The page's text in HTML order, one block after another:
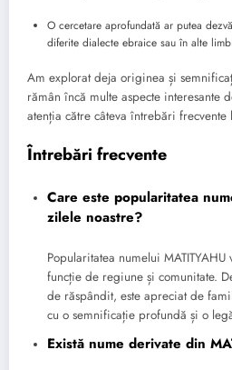
O cercetare aprofundată ar putea
diferite dialecte ebraice sau în alte
Am explorat deja originea și
rămân încă multe aspecte interesante
atenția către câteva întrebări
Întrebări frecvente
Care este popularitatea
zilele noastre?
Popularitatea numelui
funcție de regiune și comunitate.
de răspândit, este apreciat de
cu o semnificație profundă și o
Există nume derivate din